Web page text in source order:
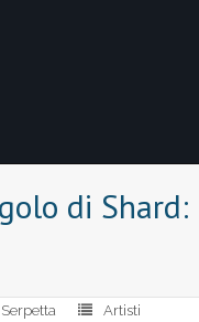
di Shard:
Artisti